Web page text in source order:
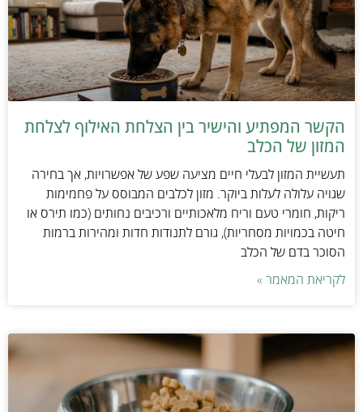
הקשר המפתיע והישיר בין הצלחת האילוף לצלחת
המזון של הכלב
תעשיית המזון לבעלי חיים מציעה שפע של אפשרויות, אך בחירה
שגויה עלולה לעלות ביוקר. מזון לכלבים המבוסס על פחמימות
ריקות, חומרי טעם וריח מלאכותיים ורכיבים נחותים (כמו תירס או
חיטה בכמויות מסחריות), גורם לתנודות חדות ומהירות ברמות
הסוכר בדם של הכלב
לקריאת המאמר »